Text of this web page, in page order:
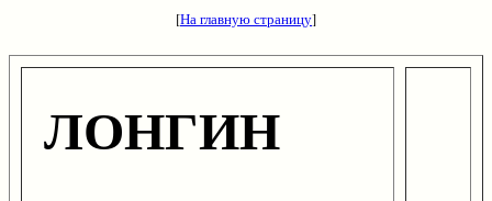
[На главную страницу]
ЛОНГИН